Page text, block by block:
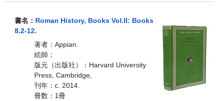
書名： Roman History, Books Vol.II: Books
8.2-12.
著者：Appian.
絵師：
版元（出版社）：Harvard University
Press, Cambridge,
刊年：c. 2014.
冊数：1冊